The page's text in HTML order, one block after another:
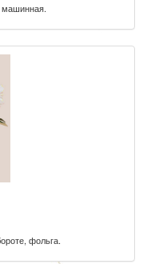
машинная.
фольга.